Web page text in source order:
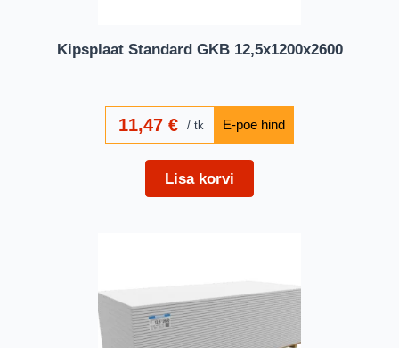
Kipsplaat Standard GKB 12,5x1200x2600
11,47 € tk
Lisa korvi